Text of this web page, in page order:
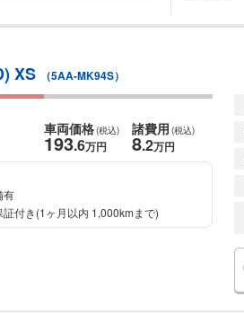
XS （5AA-MK94S）
車両価格(税込)
193.6万円
諸費用 (税込)
8.2万円
有
証付き(1ヶ月以内 1,000kmまで)